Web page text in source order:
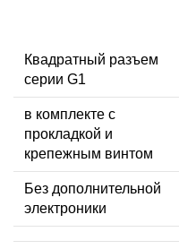
Квадратный разъем
серии G1
в комплекте с
прокладкой и
крепежным винтом
Без дополнительной
электроники